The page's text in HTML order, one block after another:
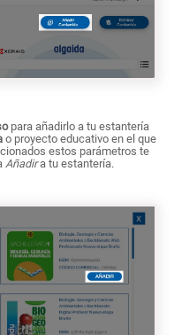
para añadirlo a tu estantería
o proyecto educativo en el que
estos parámetros te
Añadira tu estantería.